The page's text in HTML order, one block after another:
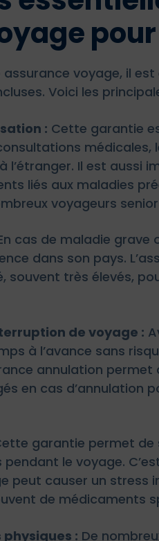
voyage, il
Voici les
: Cette garantie
Il est aussi
liés aux maladies
voyageurs
cas de maladie grave
dans son pays.
souvent très élevés,
de voyage :
à l’avance sans
annulation
en cas d’annulation
garantie permet de
le voyage.
peut causer un
de médicaments
: De